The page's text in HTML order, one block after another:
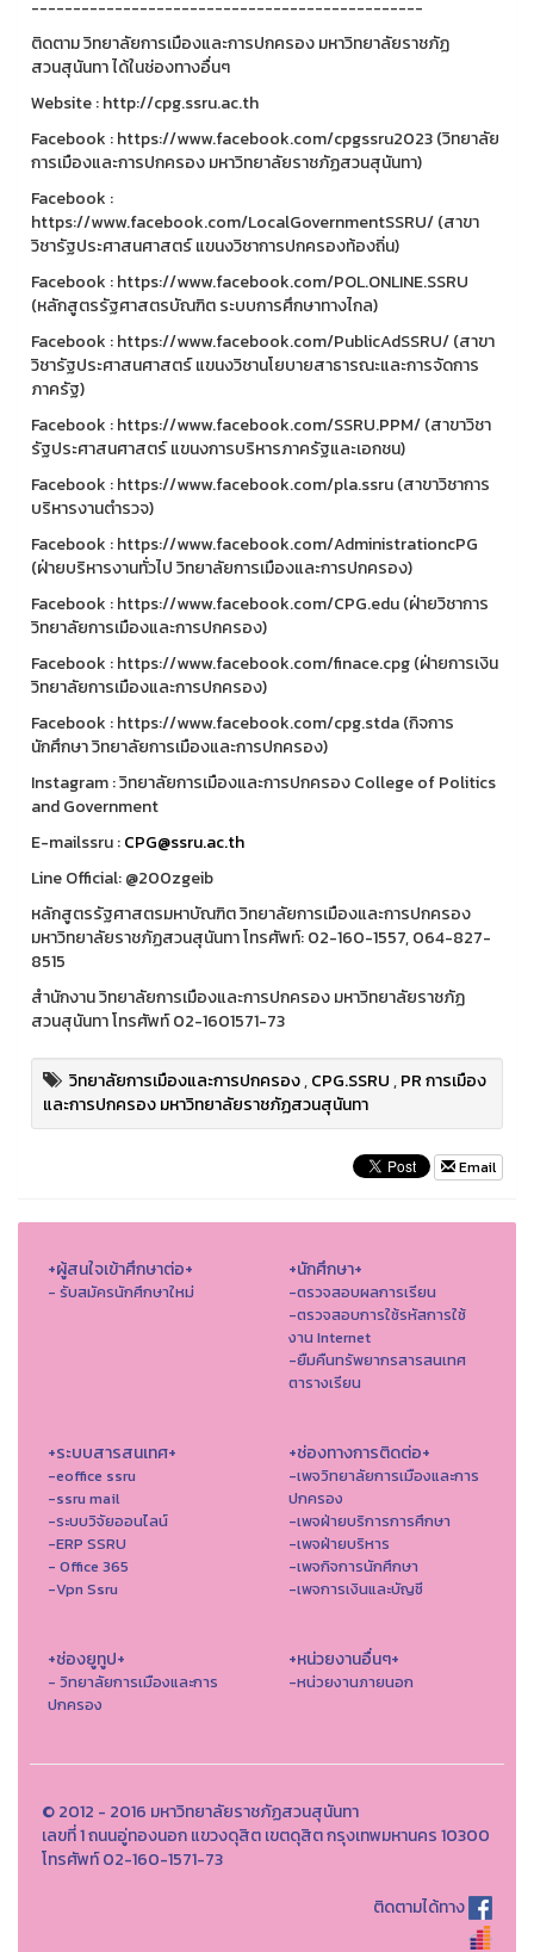
-----------------------------------------------
ติดตาม วิทยาลัยการเมืองและการปกครอง มหาวิทยาลัยราชภัฏ
สวนสุนันทา ได้ในช่องทางอื่นๆ
Website : http://cpg.ssru.ac.th
Facebook : https://www.facebook.com/cpgssru2023 (วิทยาลัย
การเมืองและการปกครอง มหาวิทยาลัยราชภัฏสวนสุนันทา)
Facebook :
https://www.facebook.com/LocalGovernmentSSRU/ (สาขา
วิชารัฐประศาสนศาสตร์ แขนงวิชาการปกครองท้องถิ่น)
Facebook : https://www.facebook.com/POL.ONLINE.SSRU
(หลักสูตรรัฐศาสตรบัณฑิต ระบบการศึกษาทางไกล)
Facebook : https://www.facebook.com/PublicAdSSRU/ (สาขา
วิชารัฐประศาสนศาสตร์ แขนงวิชานโยบายสาธารณะและการจัดการ
ภาครัฐ)
Facebook : https://www.facebook.com/SSRU.PPM/ (สาขาวิชา
รัฐประศาสนศาสตร์ แขนงการบริหารภาครัฐและเอกชน)
Facebook : https://www.facebook.com/pla.ssru (สาขาวิชาการ
บริหารงานตำรวจ)
Facebook : https://www.facebook.com/AdministrationcPG
(ฝ่ายบริหารงานทั่วไป วิทยาลัยการเมืองและการปกครอง)
Facebook : https://www.facebook.com/CPG.edu (ฝ่ายวิชาการ
วิทยาลัยการเมืองและการปกครอง)
Facebook : https://www.facebook.com/finace.cpg (ฝ่ายการเงิน
วิทยาลัยการเมืองและการปกครอง)
Facebook : https://www.facebook.com/cpg.stda (กิจการ
นักศึกษา วิทยาลัยการเมืองและการปกครอง)
Instagram : วิทยาลัยการเมืองและการปกครอง College of Politics
and Government
E-mailssru :CPG@ssru.ac.th
Line Official: @200zgeib
หลักสูตรรัฐศาสตรมหาบัณฑิต วิทยาลัยการเมืองและการปกครอง
มหาวิทยาลัยราชภัฏสวนสุนันทา โทรศัพท์: 02-160-1557, 064-827-
8515
สำนักงาน วิทยาลัยการเมืองและการปกครอง มหาวิทยาลัยราชภัฏ
สวนสุนันทา โทรศัพท์ 02-1601571-73
วิทยาลัยการเมืองและการปกครอง,CPG.SSRU,PR การเมือง
และการปกครอง มหาวิทยาลัยราชภัฏสวนสุนันทา
Email
+ผู้สนใจเข้าศึกษาต่อ+
- รับสมัครนักศึกษาใหม่
+นักศึกษา+
-ตรวจสอบผลการเรียน
-ตรวจสอบการใช้รหัสการใช้
งาน Internet
-ยืมคืนทรัพยากรสารสนเทศ
ตารางเรียน
+ระบบสารสนเทศ+
-eoffice ssru
-ssru mail
-ระบบวิจัยออนไลน์
-ERP SSRU
- Office 365
-Vpn Ssru
+ช่องทางการติดต่อ+
-เพจวิทยาลัยการเมืองและการ
ปกครอง
-เพจฝ่ายบริการการศึกษา
-เพจฝ่ายบริหาร
-เพจกิจการนักศึกษา
-เพจการเงินและบัญชี
+ช่องยูทูป+
- วิทยาลัยการเมืองและการ
ปกครอง
+หน่วยงานอื่นๆ+
-หน่วยงานภายนอก
© 2012 - 2016 มหาวิทยาลัยราชภัฏสวนสุนันทา
เลขที่ 1 ถนนอู่ทองนอก แขวงดุสิต เขตดุสิต กรุงเทพมหานคร 10300
โทรศัพท์ 02-160-1571-73
ติดตามได้ทาง